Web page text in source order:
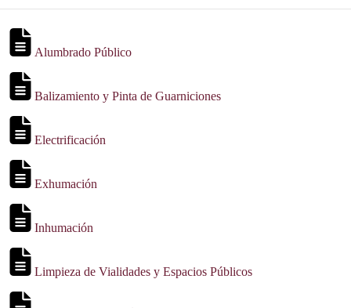
Alumbrado Público
Balizamiento y Pinta de Guarniciones
Electrificación
Exhumación
Inhumación
Limpieza de Vialidades y Espacios Públicos